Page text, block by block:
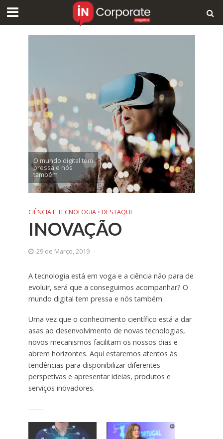
O mundo digital tem
pressa e nós
também
CIÊNCIA E TECNOLOGIA • DESTAQUE
INOVAÇÃO
29 de Março, 2019
A tecnologia está em voga e a ciência não para de
evoluir, será que a conseguimos acompanhar? O
mundo digital tem pressa e nós também.
Uma vez que o conhecimento científico está a dar
asas ao desenvolvimento de novas tecnologias,
novos mecanismos facilitam os nossos dias e
abrem horizontes. Aqui estaremos atentos às
tendências para disponibilizar diferentes
perspetivas e apresentar ideias, produtos e
serviços inovadores.